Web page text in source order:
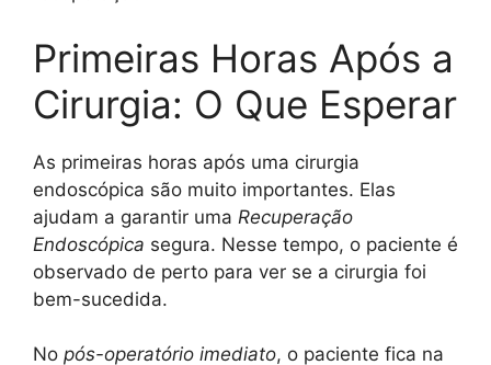
Primeiras Horas Após a
Cirurgia: O Que Esperar
As primeiras horas após uma cirurgia
endoscópica são muito importantes. Elas
ajudam a garantir uma Recuperação
Endoscópica segura. Nesse tempo, o paciente é
observado de perto para ver se a cirurgia foi
bem-sucedida.
No pós-operatório imediato, o paciente fica na